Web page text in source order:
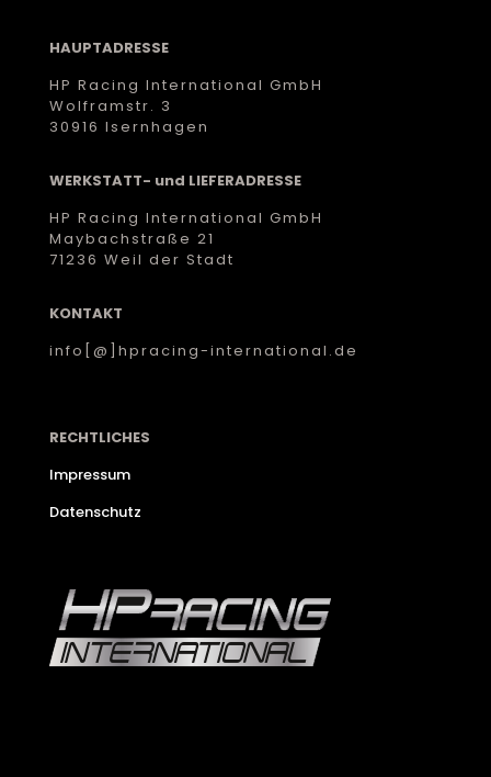
HAUPTADRESSE
HP Racing International GmbH
Wolframstr. 3
30916 Isernhagen
WERKSTATT- und LIEFERADRESSE
HP Racing International GmbH
Maybachstraße 21
71236 Weil der Stadt
KONTAKT
info[@]hpracing-international.de
RECHTLICHES
Impressum
Datenschutz